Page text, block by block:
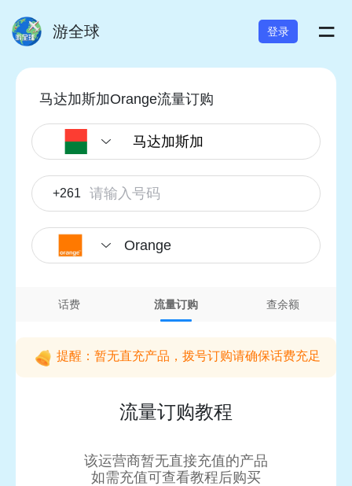
游全球 登录 =
马达加斯加Orange流量订购
+261
Orange
话费 流量订购 查余额
提醒：暂无直充产品，拨号订购请确保话费充足
流量订购教程
该运营商暂无直接充值的产品
如需充值可查看教程后购买